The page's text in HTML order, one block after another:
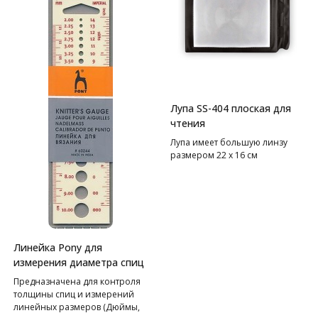
Выдерживает вес 200 грамм —
идеально для разных типов
Линейка Pony для
измерения диаметра спиц
Предназначена для контроля
толщины спиц и измерений
линейных размеров (Дюймы,
Лупа SS-404 плоская для
чтения
Лупа имеет большую линзу
размером 22 х 16 см